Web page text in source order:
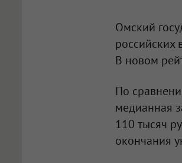
Омский
российских
В новом
По
медианная
110 тысяч
окончания